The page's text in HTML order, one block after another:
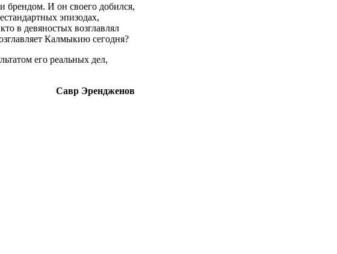
брендом. И он своего добился,
эпизодах,
в девяностых возглавлял
Калмыкию сегодня?
его реальных дел,
Савр Эрендженов